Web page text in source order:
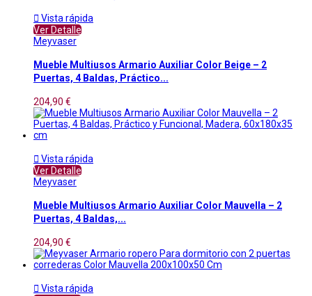
 Vista rápida
Ver Detalle
Meyvaser
Mueble Multiusos Armario Auxiliar Color Beige – 2
Puertas, 4 Baldas, Práctico...
204,90 €
 Vista rápida
Ver Detalle
Meyvaser
Mueble Multiusos Armario Auxiliar Color Mauvella – 2
Puertas, 4 Baldas,...
204,90 €
 Vista rápida